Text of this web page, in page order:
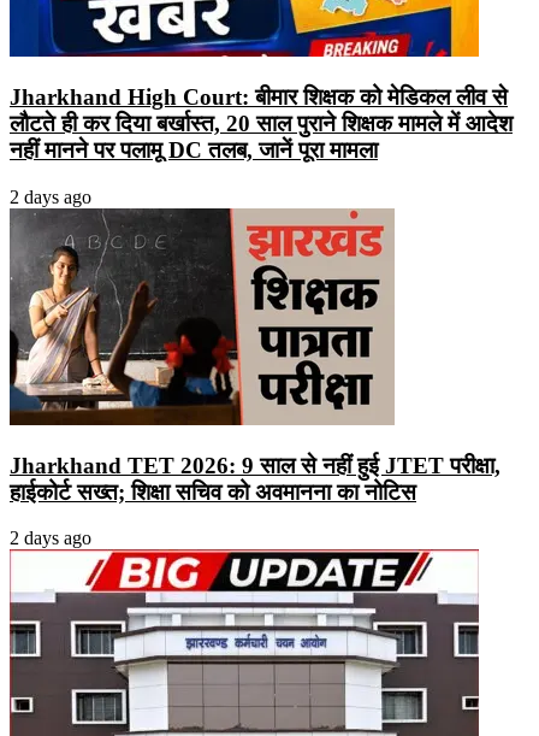
Jharkhand High Court: बीमार शिक्षक को मेडिकल लीव से
लौटते ही कर दिया बर्खास्त, 20 साल पुराने शिक्षक मामले में आदेश
नहीं मानने पर पलामू DC तलब, जानें पूरा मामला
2 days ago
Jharkhand TET 2026: 9 साल से नहीं हुई JTET परीक्षा,
हाईकोर्ट सख्त; शिक्षा सचिव को अवमानना का नोटिस
2 days ago